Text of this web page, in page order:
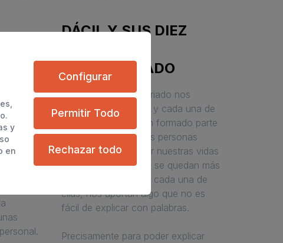
años
DÁCIL Y SUS DIEZ
VOLUNTARIADO
En el Día del Voluntariado nos
acordamos de todas y cada una de
las personas que han formado parte
de APANATE. Algunas personas
voluntarias pasan por nuestras vidas
un ratito breve, otras se quedan más
tiempo, pero todas y cada una de
ellas, nos aportan algo que no es
fácil de explicar con palabras.
Precisamente para poder explicar
y
en
Configurar
Permitir Todo
Rechazar todo